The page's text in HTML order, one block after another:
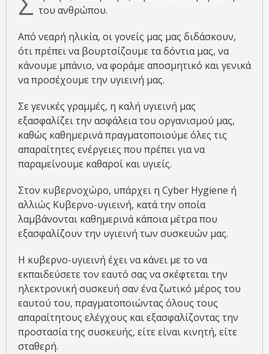
του ανθρώπου.
Από νεαρή ηλικία, οι γονείς μας μας διδάσκουν,
ότι πρέπει να βουρτσίζουμε τα δόντια μας, να
κάνουμε μπάνιο, να φοράμε αποσμητικό και γενικά
να προσέχουμε την υγιεινή μας.
Σε γενικές γραμμές, η καλή υγιεινή μας
εξασφαλίζει την ασφάλεια του οργανισμού μας,
καθώς καθημερινά πραγματοποιούμε όλες τις
απαραίτητες ενέργειες που πρέπει για να
παραμείνουμε καθαροί και υγιείς.
Στον κυβερνοχώρο, υπάρχει η Cyber Hygiene ή
αλλιώς Κυβερνο-υγιεινή, κατά την οποία
λαμβάνονται καθημερινά κάποια μέτρα που
εξασφαλίζουν την υγιεινή των συσκευών μας.
Η κυβερνο-υγιεινή έχει να κάνει με το να
εκπαιδεύσετε τον εαυτό σας να σκέφτεται την
ηλεκτρονική συσκευή σαν ένα ζωτικό μέρος του
εαυτού του, πραγματοποιώντας όλους τους
απαραίτητους ελέγχους και εξασφαλίζοντας την
προστασία της συσκευής, είτε είναι κινητή, είτε
σταθερή.